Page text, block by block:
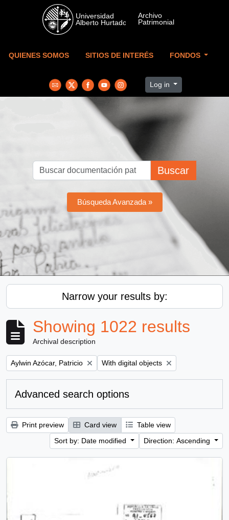
Skip to main content
QUIENES SOMOS SITIOS DE INTERÉS FONDOS
Log in
Buscar
Búsqueda Avanzada »
Narrow your results by:
Showing 1022 results
Archival description
Remove filter:
Aylwin Azócar, Patricio Remove filter:
With digital objects
Advanced search options
Print preview Card view
Table view
Sort by: Date modified
Direction: Ascending